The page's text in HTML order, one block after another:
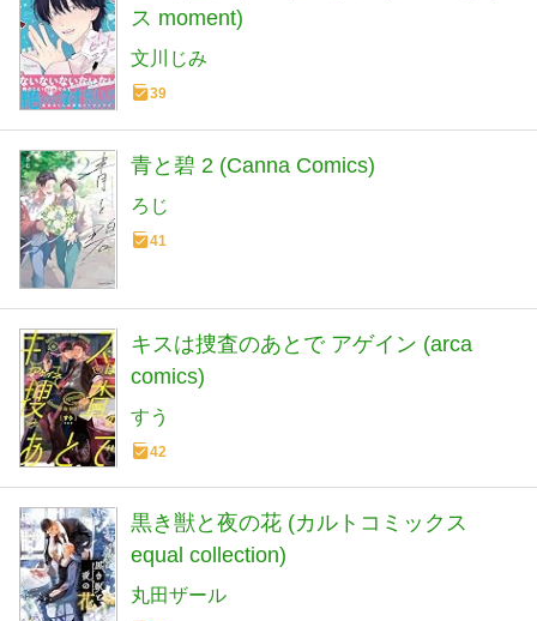
ス moment)
文川じみ
39
青と碧 2 (Canna Comics)
ろじ
41
キスは捜査のあとで アゲイン (arca
comics)
すう
42
黒き獣と夜の花 (カルトコミックス
equal collection)
丸田ザール